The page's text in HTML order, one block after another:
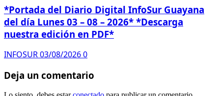
*Portada del Diario Digital InfoSur Guayana
del día Lunes 03 – 08 – 2026* *Descarga
nuestra edición en PDF*
INFOSUR03/08/20260
Deja un comentario